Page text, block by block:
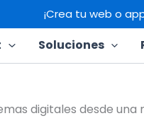
¡Crea tu web o
Soluciones
digitales desde